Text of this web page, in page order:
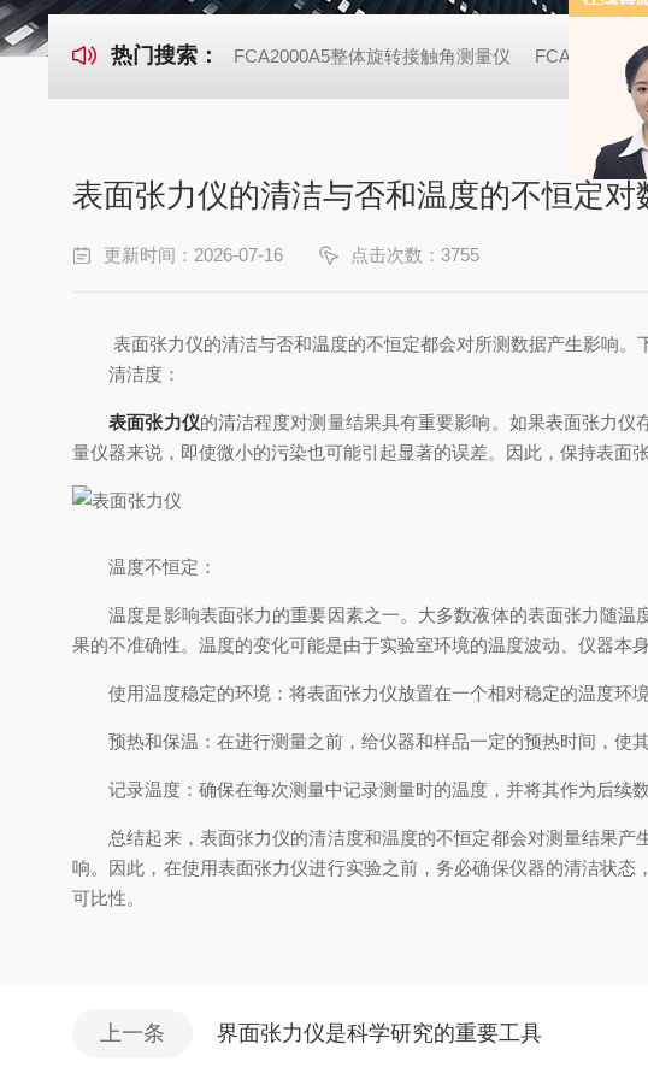
热门搜索： FCA2000A5整体旋转接触角测量仪 FCA2000B接
表面张力仪的清洁与否和温度的不恒定对
更新时间：2026-07-16 点击次数：3755
表面张力仪的清洁与否和温度的不恒定都会对所测数据产生影响。
清洁度：
表面张力仪的清洁程度对测量结果具有重要影响。如果表面张力
量仪器来说，即使微小的污染也可能引起显著的误差。因此，保持表面
温度不恒定：
温度是影响表面张力的重要因素之一。大多数液体的表面张力随温
果的不准确性。温度的变化可能是由于实验室环境的温度波动、仪器本
使用温度稳定的环境：将表面张力仪放置在一个相对稳定的温度环境
预热和保温：在进行测量之前，给仪器和样品一定的预热时间，使
记录温度：确保在每次测量中记录测量时的温度，并将其作为后续数
总结起来，表面张力仪的清洁度和温度的不恒定都会对测量结果产
响。因此，在使用表面张力仪进行实验之前，务必确保仪器的清洁状
可比性。
上一条 界面张力仪是科学研究的重要工具